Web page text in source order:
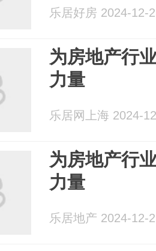
乐居好房 2024-12-
为房地产行
力量
乐居网上海 2024-
为房地产行
力量
乐居地产 2024-12-